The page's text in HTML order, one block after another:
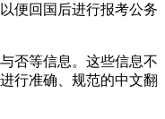
便回国后进行报考公务
否等信息。这些信息不
行准确、规范的中文翻